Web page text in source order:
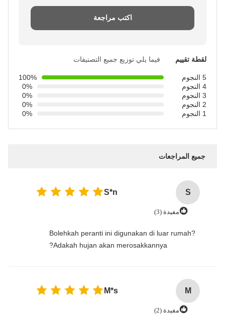
اكتب مراجعة
لقطة تقييم فيما يلي توزيع جميع التصنيفات
5 النجوم
100%
4 النجوم
0%
3 النجوم
0%
2 النجوم
0%
1 النجوم
0%
جميع المراجعات
S
S*n
مفيدة (3)
‌Bolehkah peranti ini digunakan di luar rumah?
Adakah hujan akan merosakkannya?
M
M*s
مفيدة (2)